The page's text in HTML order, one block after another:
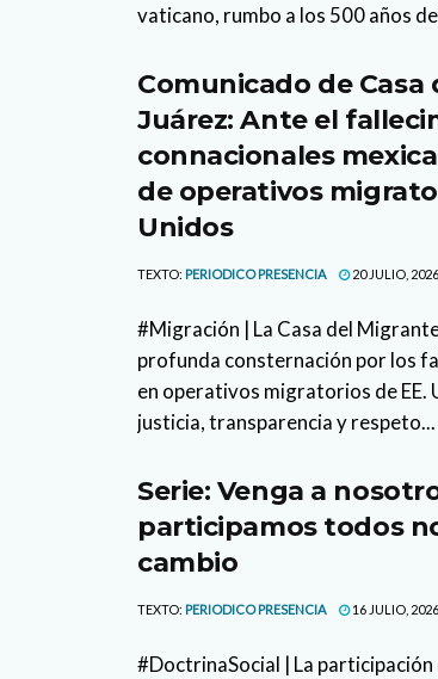
vaticano, rumbo a los 500 años
Comunicado de Casa
Juárez: Ante el
connacionales
de operativos
Unidos
TEXTO: PERIODICO PRESENCIA 20 JULIO, 2026
#Migración | La Casa del
profunda consternación por los
en operativos migratorios de EE.
justicia, transparencia y respeto...
Serie: Venga a
participamos todos
cambio
TEXTO: PERIODICO PRESENCIA 16 JULIO, 2026
#DoctrinaSocial | La